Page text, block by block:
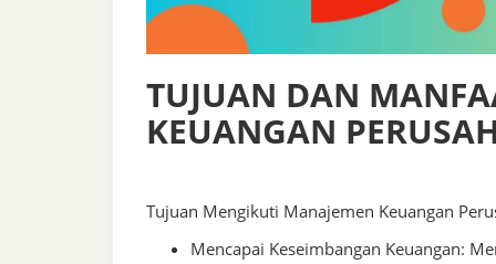
TUJUAN DAN
KEUANGAN
Tujuan Mengikuti Manajemen Keuangan
Mencapai Keseimbangan Keuangan: